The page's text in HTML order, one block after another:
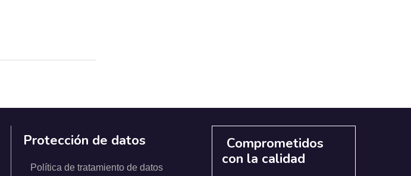
Protección de datos
Política de tratamiento de datos
Comprometidos
con la calidad